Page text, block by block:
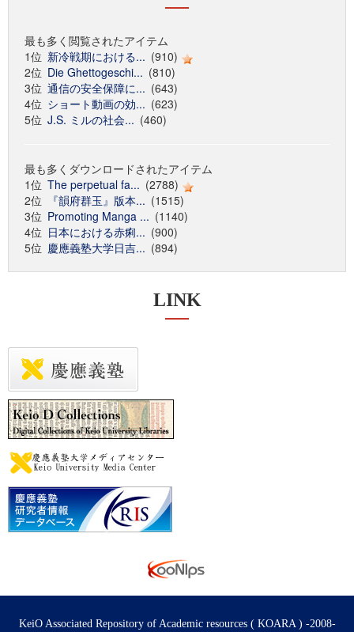
最も多く閲覧されたアイテム
1位 新冷戦期における... (910)
2位 Die Ghettogeschi... (810)
3位 通信の安全保障に... (643)
4位 ショート動画の効... (623)
5位 J.S. ミルの社会... (460)
最も多くダウンロードされたアイテム
1位 The perpetual fa... (2788)
2位
『韻府群玉』版本... (1515)
3位 Promoting Manga ... (1140)
4位 日本における赤痢... (900)
5位 慶應義塾大学日吉... (894)
LINK
KeiO Associated Repository of Academic resources ( KOARA ) -2008-